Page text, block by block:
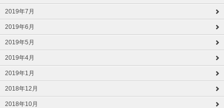
2019年7月
2019年6月
2019年5月
2019年4月
2019年1月
2018年12月
2018年10月